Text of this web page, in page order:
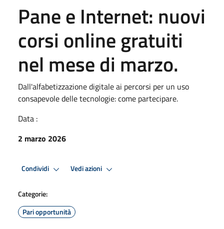
Pane e Internet: nuovi
corsi online gratuiti
nel mese di marzo.
Dall'alfabetizzazione digitale ai percorsi per un uso
consapevole delle tecnologie: come partecipare.
Data :
2 marzo 2026
Condividi Vedi azioni
Categorie:
Pari opportunità